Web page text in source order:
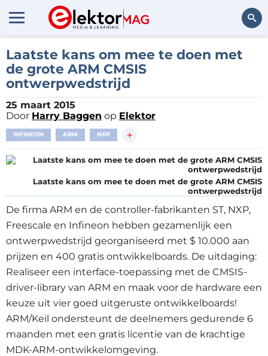
Zoeken
Laatste kans om mee te doen met
de grote ARM CMSIS
ontwerpwedstrijd
25 maart 2015
Door Harry Baggen op Elektor
INFINEON ARM NXP +
Laatste kans om mee te doen met de grote ARM CMSIS
ontwerpwedstrijd
De firma ARM en de controller-fabrikanten ST, NXP,
Freescale en Infineon hebben gezamenlijk een
ontwerpwedstrijd georganiseerd met $ 10.000 aan
prijzen en 400 gratis ontwikkelboards. De uitdaging:
Realiseer een interface-toepassing met de CMSIS-
driver-library van ARM en maak voor de hardware een
keuze uit vier goed uitgeruste ontwikkelboards!
ARM/Keil ondersteunt de deelnemers gedurende 6
maanden met een gratis licentie van de krachtige
MDK-ARM-ontwikkelomgeving.